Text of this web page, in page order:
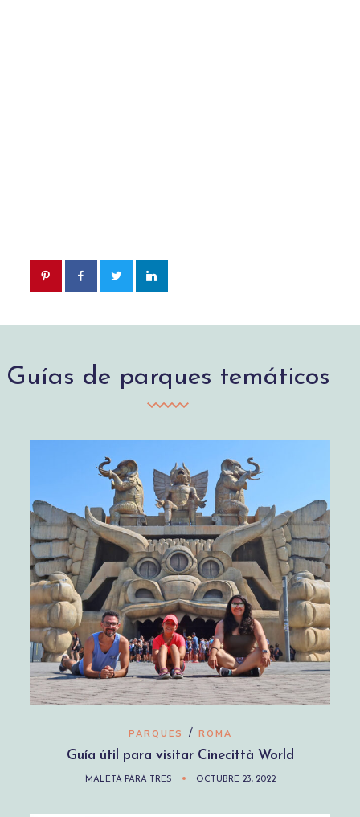
Guías de parques temáticos
PARQUES / ROMA
Guía útil para visitar Cinecittà World
MALETA PARA TRES OCTUBRE 23, 2022